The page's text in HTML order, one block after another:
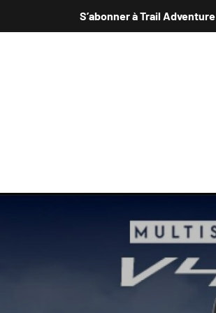
S’abonner à Trail Adventure